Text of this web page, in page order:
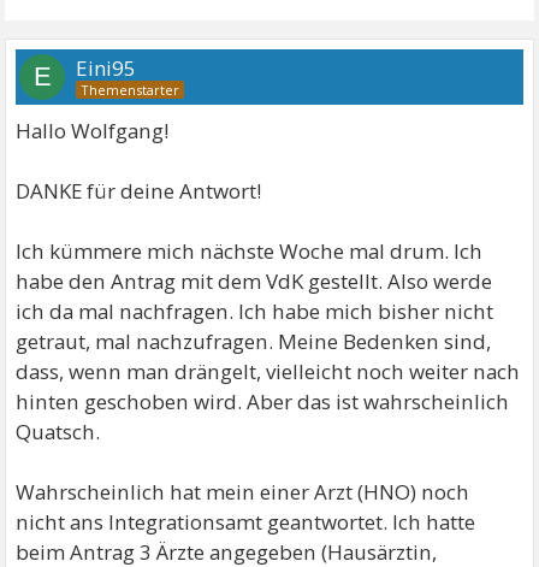
E Eini95
Hallo Wolfgang!
DANKE für deine Antwort!
Ich kümmere mich nächste Woche mal drum. Ich
habe den Antrag mit dem VdK gestellt. Also werde
ich da mal nachfragen. Ich habe mich bisher nicht
getraut, mal nachzufragen. Meine Bedenken sind,
dass, wenn man drängelt, vielleicht noch weiter nach
hinten geschoben wird. Aber das ist wahrscheinlich
Quatsch.
Wahrscheinlich hat mein einer Arzt (HNO) noch
nicht ans Integrationsamt geantwortet. Ich hatte
beim Antrag 3 Ärzte angegeben (Hausärztin,